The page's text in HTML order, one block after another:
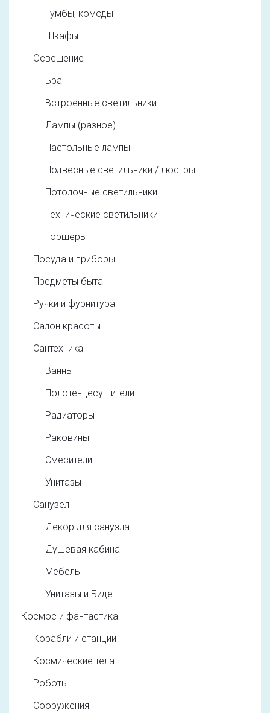
Тумбы, комоды
Шкафы
Освещение
Бра
Встроенные светильники
Лампы (разное)
Настольные лампы
Подвесные светильники / люстры
Потолочные светильники
Технические светильники
Торшеры
Посуда и приборы
Предметы быта
Ручки и фурнитура
Салон красоты
Сантехника
Ванны
Полотенцесушители
Радиаторы
Раковины
Смесители
Унитазы
Санузел
Декор для санузла
Душевая кабина
Мебель
Унитазы и Биде
Космос и фантастика
Корабли и станции
Космические тела
Роботы
Сооружения